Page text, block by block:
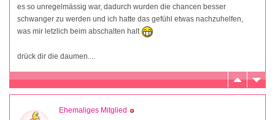
es so unregelmässig war, dadurch wurden die chancen besser
schwanger zu werden und ich hatte das gefühl etwas nachzuhelfen,
was mir letzlich beim abschalten halt
drück dir die daumen....
Ehemaliges Mitglied